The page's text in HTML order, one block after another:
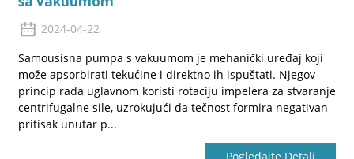
2024-04-22
Samousisna pumpa s vakuumom je mehanički uređaj koji
može apsorbirati tekućine i direktno ih ispuštati. Njegov
princip rada uglavnom koristi rotaciju impelera za stvaranje
centrifugalne sile, uzrokujući da tečnost formira negativan
pritisak unutar p...